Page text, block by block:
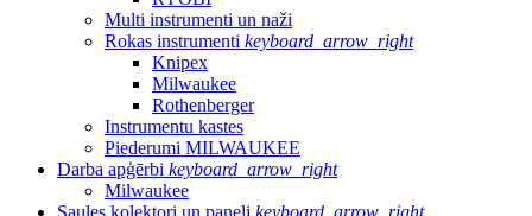
Multi instrumenti un naži
Rokas instrumenti keyboard_arrow_right
Knipex
Milwaukee
Rothenberger
Instrumentu kastes
Piederumi MILWAUKEE
Darba apģērbi keyboard_arrow_right
Milwaukee
Saules kolektori un paneļi keyboard_arrow_right